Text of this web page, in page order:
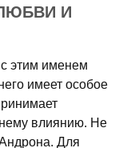
И
этим именем
имеет особое
влиянию. Не
Для